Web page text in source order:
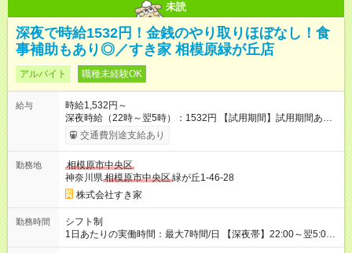
未読
深夜で時給1532円！金銭のやり取りほぼなし！食
事補助もあり◎／すき家 相模原緑が丘店
アルバイト 職種未経験OK
給与
時給1,532円～
深夜時給（22時～翌5時）：1532円 【試用期間】試用期間あり
試用期間の長さ：1ヶ月 雇用形態、給与は本採用時と同じです。
試用期間の実態は30日（※条件変更なし）ですが、切り上げで
同時給）
交通費別途支給あり
勤務地
相模原市中央区
神奈川県相模原市中央区緑が丘1-46-28
株式会社すき家
勤務時間
シフト制
1日あたりの実働時間：最大7時間/日 【深夜帯】22:00～翌5:00
週2日～・1日2h～OK◎ ※22:00から翌5:00までは18歳以上の方